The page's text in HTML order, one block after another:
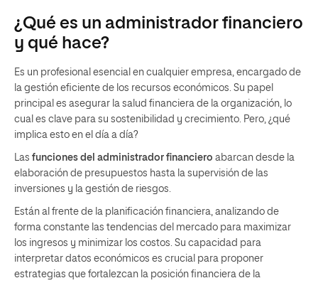
¿Qué es un administrador financiero
y qué hace?
Es un profesional esencial en cualquier empresa, encargado de
la gestión eficiente de los recursos económicos. Su papel
principal es asegurar la salud financiera de la organización, lo
cual es clave para su sostenibilidad y crecimiento. Pero, ¿qué
implica esto en el día a día?
Las funciones del administrador financiero abarcan desde la
elaboración de presupuestos hasta la supervisión de las
inversiones y la gestión de riesgos.
Están al frente de la planificación financiera, analizando de
forma constante las tendencias del mercado para maximizar
los ingresos y minimizar los costos. Su capacidad para
interpretar datos económicos es crucial para proponer
estrategias que fortalezcan la posición financiera de la